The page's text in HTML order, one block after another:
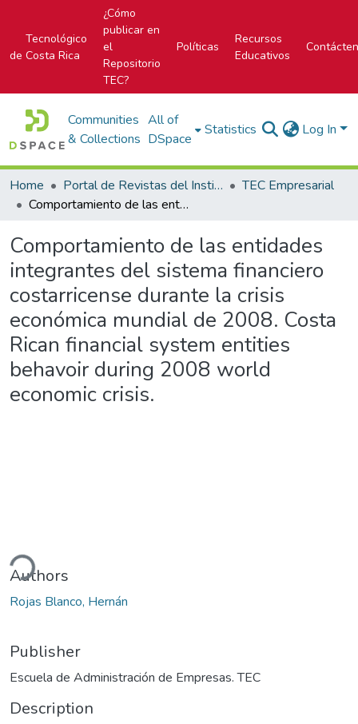
Tecnológico
de Costa Rica
¿Cómo
publicar en
el
Repositorio
TEC?
Políticas
Recursos
Educativos
Communities
& Collections
All of
DSpace
Statistics Log In
Home Portal de Revistas del Instituto Tecnológico de Costa Rica
TEC Empresarial
Comportamiento de las entidades integrantes del sistema financiero costarricense durante la crisis económica mundial de 2008. Costa Rican financial system entities behavoir during 2008 world economic crisis.
Comportamiento de las entidades
integrantes del sistema financiero
costarricense durante la crisis
económica mundial de 2008. Costa
Rican financial system entities
behavoir during 2008 world
economic crisis.
Authors
Rojas Blanco, Hernán
Publisher
Escuela de Administración de Empresas. TEC
Description